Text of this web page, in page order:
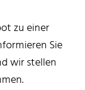
zu einer
Sie
wir stellen